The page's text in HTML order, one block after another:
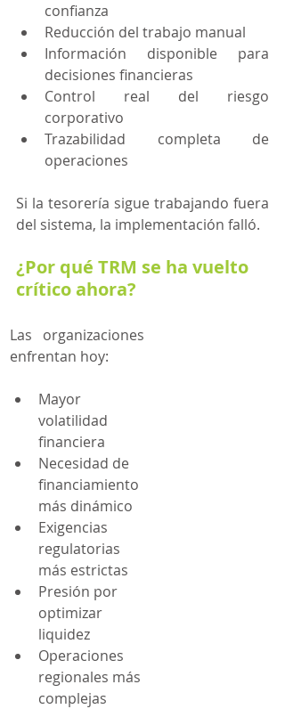
confianza
Reducción del trabajo manual
Información disponible para
decisiones financieras
Control real del riesgo
corporativo
Trazabilidad completa de
operaciones
Si la tesorería sigue trabajando fuera
del sistema, la implementación falló.
¿Por qué TRM se ha vuelto
crítico ahora?
Las organizaciones
enfrentan hoy:
Mayor
volatilidad
financiera
Necesidad de
financiamiento
más dinámico
Exigencias
regulatorias
más estrictas
Presión por
optimizar
liquidez
Operaciones
regionales más
complejas